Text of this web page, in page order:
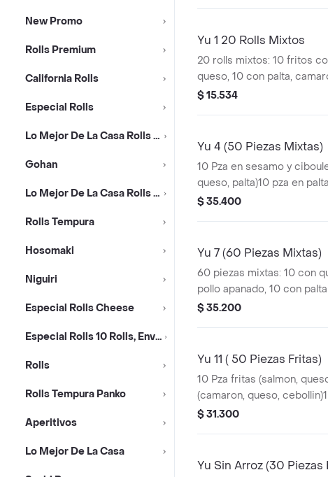
New Promo
Rolls Premium
California Rolls
Especial Rolls
Lo Mejor De La Casa Rolls Sin Arroz
Gohan
Lo Mejor De La Casa Rolls Nikkei
Rolls Tempura
Hosomaki
Niguiri
Especial Rolls Cheese
Especial Rolls 10 Rolls, Envueltos En Palta
Rolls
Rolls Tempura Panko
Aperitivos
Lo Mejor De La Casa
Yu 1 20 Rolls Mixtos
20 rolls mixtos: 10 fritos
queso, 10 con palta,
queso.
$ 15.534
Yu 4 (50 Piezas Mixtas)
10 Pza en sesamo y
queso, palta)10 pza en
queso, palta)10 pza en
cebollin).
$ 35.400
Yu 7 (60 Piezas Mixtas)
60 piezas mixtas: 10 con
pollo apanado, 10 con
apanado, 10 con sésamo,
pollo y queso.
$ 35.200
Yu 11 ( 50 Piezas Fritas)
10 Pza fritas (salmon,
(camaron, queso,
(pollo, queso)10 pza fritas
$ 31.300
Yu Sin Arroz (30 Piezas